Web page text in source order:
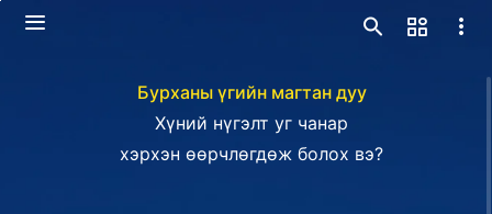
Бурханы үгийн магтан дуу
Хүний нүгэлт уг чанар
хэрхэн өөрчлөгдөж болох вэ?